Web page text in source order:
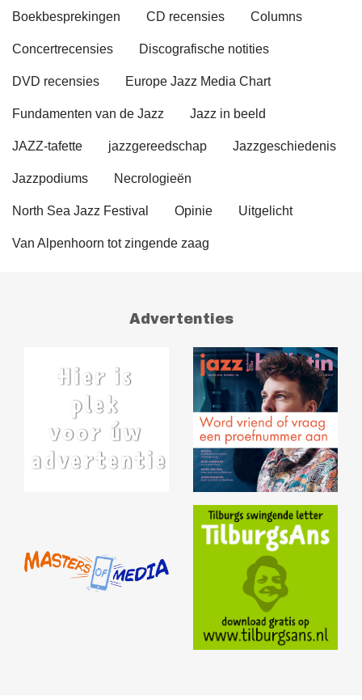
Boekbesprekingen CD recensies Columns
Concertrecensies Discografische notities
DVD recensies Europe Jazz Media Chart
Fundamenten van de Jazz Jazz in beeld
JAZZ-tafette jazzgereedschap Jazzgeschiedenis
Jazzpodiums Necrologieën
North Sea Jazz Festival Opinie Uitgelicht
Van Alpenhoorn tot zingende zaag
Advertenties